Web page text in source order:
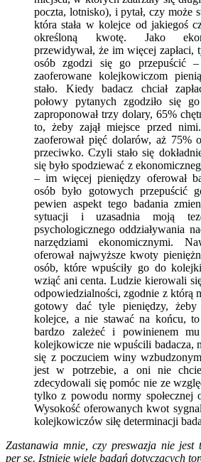
poczta, lotnisko), i pytał, czy może
która stała w kolejce od jakiegoś
określoną kwotę. Jako
przewidywał, że im więcej zapłaci,
osób zgodzi się go przepuścić –
zaoferowane kolejkowiczom
stało. Kiedy badacz chciał
połowy pytanych zgodziło się
zaproponował trzy dolary, 65%
to, żeby zajął miejsce przed
zaoferował pięć dolarów, aż 75%
przeciwko. Czyli stało się
się było spodziewać z
– im więcej pieniędzy oferował
osób było gotowych przepuścić
pewien aspekt tego badania
sytuacji i uzasadnia moją
psychologicznego oddziaływania
narzędziami ekonomicznymi.
oferował najwyższe kwoty
osób, które wpuściły go do
wziąć ani centa. Ludzie kierowali
odpowiedzialności, zgodnie z którą
gotowy dać tyle pieniędzy,
kolejce, a nie stawać na końcu,
bardzo zależeć i powinienem
kolejkowicze nie wpuścili badacza,
się z poczuciem winy
jest w potrzebie, a oni nie
zdecydowali się pomóc nie ze
tylko z powodu normy społecznej
Wysokość oferowanych kwot
kolejkowiczów siłę determinacji
Zastanawia mnie, czy preswazja nie jest
per se. Istnieje wiele badań dotyczących